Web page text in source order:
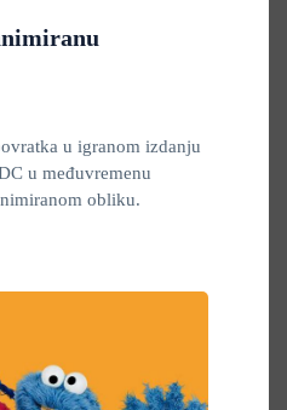
u igranom izdanju
u međuvremenu
obliku.